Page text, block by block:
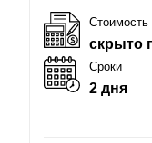
Стоимость
скрыто
Сроки
2 дня